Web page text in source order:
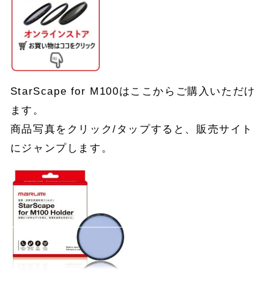
StarScape for M100はここからご購入いただけ
ます。
商品写真をクリック/タップすると、販売サイト
にジャンプします。